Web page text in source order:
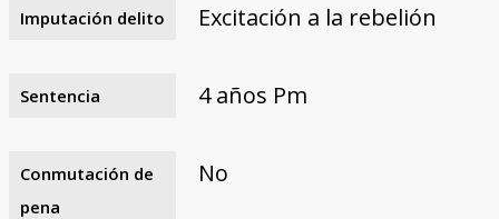
Imputación delito Excitación a la rebelión
Sentencia 4 años Pm
Conmutación de
pena
No